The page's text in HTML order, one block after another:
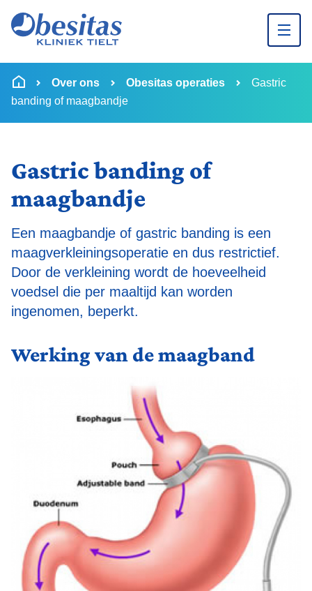
U bevindt zich hier:
van
StartpaginaOver ons Obesitas operaties
Gastric
banding of maagbandje
Gastric banding of
maagbandje
Een maagbandje of gastric banding is een
maagverkleiningsoperatie en dus restrictief.
Door de verkleining wordt de hoeveelheid
voedsel die per maaltijd kan worden
ingenomen, beperkt.
Werking van de maagband